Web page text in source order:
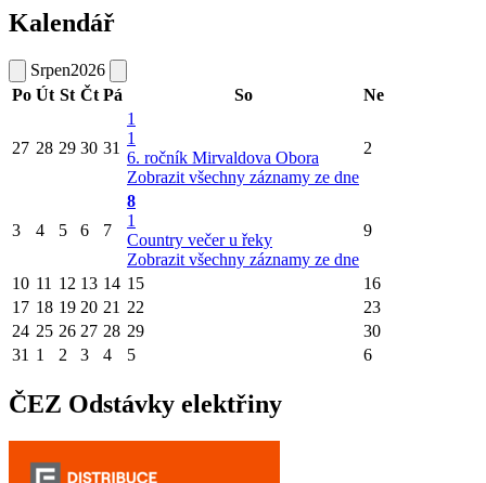
Kalendář
Srpen2026
Po Út St Čt Pá So Ne
27 28 29 30 31
1
1
6. ročník Mirvaldova Obora
Zobrazit všechny záznamy ze dne
2
3 4 5 6 7
8
1
Country večer u řeky
Zobrazit všechny záznamy ze dne
9
10 11 12 13 14 15
16
17 18 19 20 21 22
23
24 25 26 27 28 29
30
31 1 2 3 4 5 6
ČEZ Odstávky elektřiny